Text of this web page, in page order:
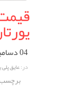
04 دسامبر 2025
در:عایق پلی